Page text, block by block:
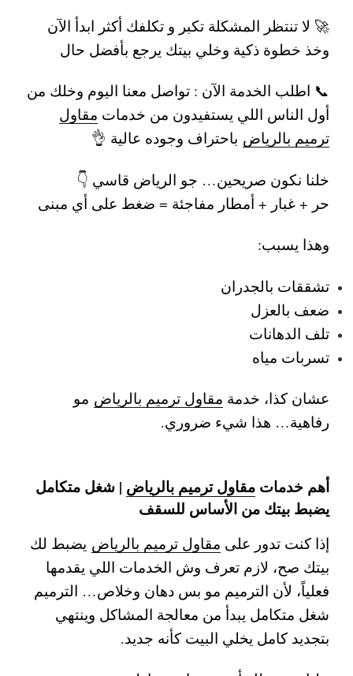
🚀 لا تنتظر المشكلة تكبر و تكلفك أكثر ابدأ الآن
وخذ خطوة ذكية وخلي بيتك يرجع بأفضل حال
📞 اطلب الخدمة الآن : تواصل معنا اليوم وخلك من
أول الناس اللي يستفيدون من خدمات مقاول
ترميم بالرياض باحتراف وجوده عالية 👌
خلنا نكون صريحين… جو الرياض قاسي 👇
حر + غبار + أمطار مفاجئة = ضغط على أي مبنى
وهذا يسبب:
تشققات بالجدران
ضعف بالعزل
تلف الدهانات
تسربات مياه
عشان كذا، خدمة مقاول ترميم بالرياض مو
رفاهية… هذا شيء ضروري.
أهم خدمات مقاول ترميم بالرياض | شغل متكامل
يضبط بيتك من الأساس للسقف
إذا كنت تدور على مقاول ترميم بالرياض يضبط لك
بيتك صح، لازم تعرف وش الخدمات اللي يقدمها
فعلياً، لأن الترميم مو بس دهان وخلاص… الترميم
شغل متكامل يبدأ من معالجة المشاكل وينتهي
بتجديد كامل يخلي البيت كأنه جديد.